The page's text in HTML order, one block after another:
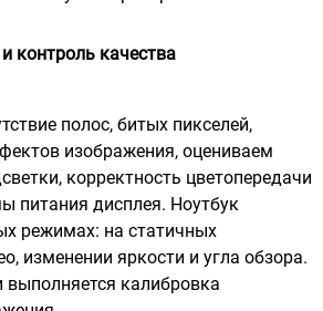
контроль качества
полос, битых пикселей,
изображения, оцениваем
корректность цветопередачи
питания дисплея. Ноутбук
режимах: на статичных
изменении яркости и угла обзора.
калибровка